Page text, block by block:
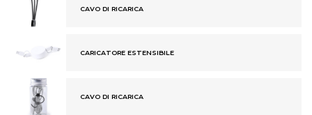
CAVO DI RICARICA
CARICATORE ESTENSIBILE
CAVO DI RICARICA